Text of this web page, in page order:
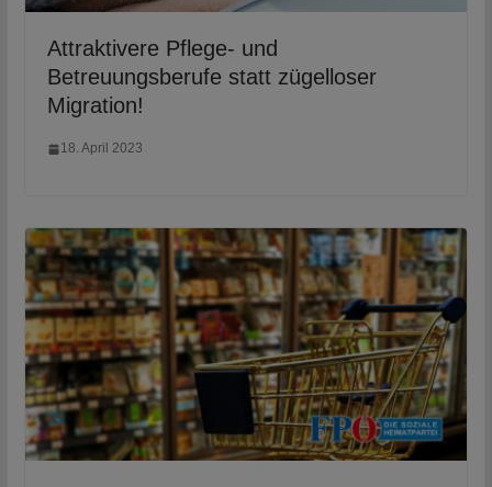
Attraktivere Pflege- und
Betreuungsberufe statt zügelloser
Migration!
18. April 2023